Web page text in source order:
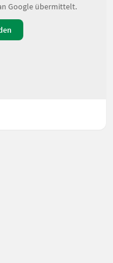
Google übermittelt.